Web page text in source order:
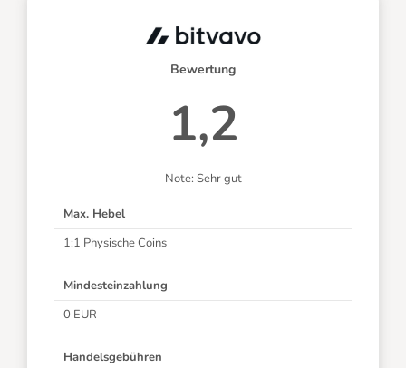
Bewertung
1,2
Note: Sehr gut
Max. Hebel
1:1 Physische Coins
Mindesteinzahlung
0 EUR
Handelsgebühren